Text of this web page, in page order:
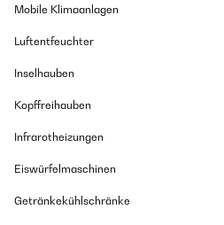
Mobile Klimaanlagen
Luftentfeuchter
Inselhauben
Kopffreihauben
Infrarotheizungen
Eiswürfelmaschinen
Getränkekühlschränke